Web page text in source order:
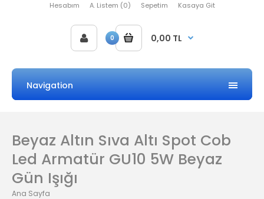
Hesabım A. Listem (0) Sepetim Kasaya Git
0 0,00 TL
Navigation
Beyaz Altın Sıva Altı Spot Cob
Led Armatür GU10 5W Beyaz
Gün Işığı
Ana Sayfa